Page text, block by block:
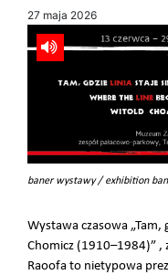
27 maja 2026
baner wystawy / exhibition
Wystawa czasowa
Chomicz (1910–1984)” ,
Raoofa to nietypowa